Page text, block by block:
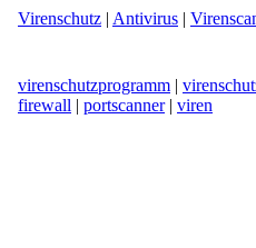
Virenschutz | Antivirus |
virenschutzprogramm |
firewall | portscanner| viren